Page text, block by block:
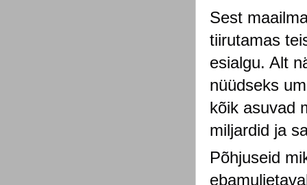
Sest
tiirutamas
esialgu. Alt
nüüdseks
kõik asuvad
miljardid ja
Põhjuseid